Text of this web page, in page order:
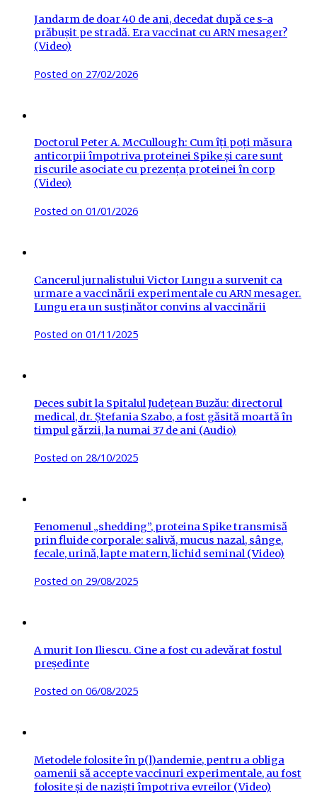
Jandarm de doar 40 de ani, decedat după ce s-a
prăbușit pe stradă. Era vaccinat cu ARN mesager?
(Video)
Posted on 27/02/2026
Doctorul Peter A. McCullough: Cum îți poți măsura
anticorpii împotriva proteinei Spike și care sunt
riscurile asociate cu prezența proteinei în corp
(Video)
Posted on 01/01/2026
Cancerul jurnalistului Victor Lungu a survenit ca
urmare a vaccinării experimentale cu ARN mesager.
Lungu era un susținător convins al vaccinării
Posted on 01/11/2025
Deces subit la Spitalul Județean Buzău: directorul
medical, dr. Ștefania Szabo, a fost găsită moartă în
timpul gărzii, la numai 37 de ani (Audio)
Posted on 28/10/2025
Fenomenul „shedding”, proteina Spike transmisă
prin fluide corporale: salivă, mucus nazal, sânge,
fecale, urină, lapte matern, lichid seminal (Video)
Posted on 29/08/2025
A murit Ion Iliescu. Cine a fost cu adevărat fostul
președinte
Posted on 06/08/2025
Metodele folosite în p(l)andemie, pentru a obliga
oamenii să accepte vaccinuri experimentale, au fost
folosite și de naziști împotriva evreilor (Video)